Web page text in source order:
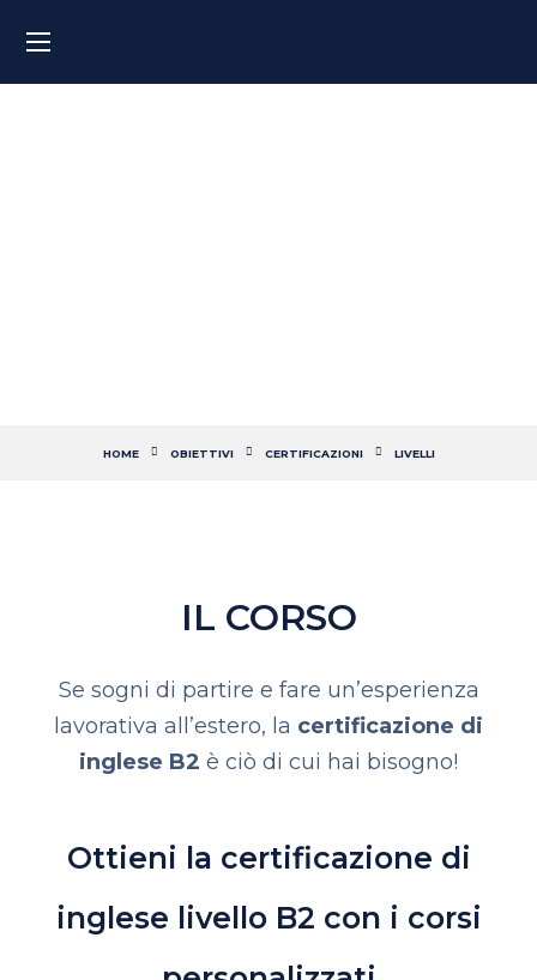
HOME OBIETTIVI CERTIFICAZIONI LIVELLI
IL CORSO
Se sogni di partire e fare un’esperienza
lavorativa all’estero, la certificazione di
inglese B2 è ciò di cui hai bisogno!
Ottieni la certificazione di
inglese livello B2 con i corsi